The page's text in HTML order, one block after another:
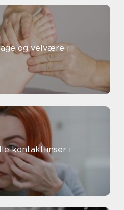
og velvære i
kontaktlinser i